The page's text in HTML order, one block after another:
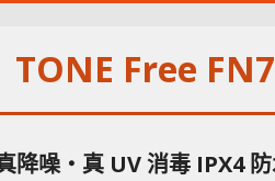
TONE Free FN7
降噪‧真 UV 消毒 IPX4